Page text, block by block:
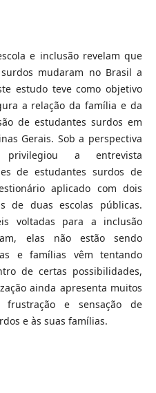
e inclusão revelam que
mudaram no Brasil a
estudo teve como objetivo
a relação da família e da
de estudantes surdos em
Gerais. Sob a perspectiva
a entrevista
de estudantes surdos de
aplicado com dois
de duas escolas públicas.
voltadas para a inclusão
elas não estão sendo
e famílias vêm tentando
de certas possibilidades,
ainda apresenta muitos
frustração e sensação de
e às suas famílias.